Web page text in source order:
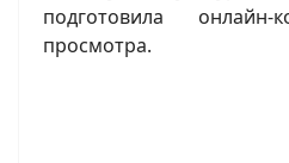
подготовила онлайн-
просмотра.